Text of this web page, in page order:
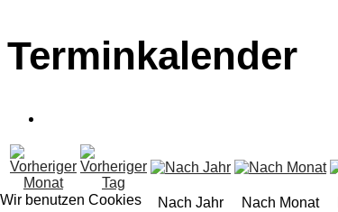
Terminkalender
Nach Jahr Nach Monat
Wir benutzen Cookies